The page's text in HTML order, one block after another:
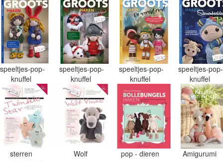
speeltjes-pop-
knuffel
speeltjes-pop-
knuffel
speeltjes-pop-
knuffel
speeltjes-pop-
knuffel
sterren Wolf pop - dieren Amigurumi